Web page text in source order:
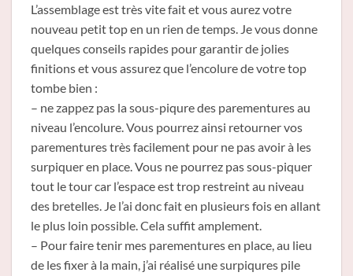
L’assemblage est très vite fait et vous aurez votre
nouveau petit top en un rien de temps. Je vous donne
quelques conseils rapides pour garantir de jolies
finitions et vous assurez que l’encolure de votre top
tombe bien :
– ne zappez pas la sous-piqure des parementures au
niveau l’encolure. Vous pourrez ainsi retourner vos
parementures très facilement pour ne pas avoir à les
surpiquer en place. Vous ne pourrez pas sous-piquer
tout le tour car l’espace est trop restreint au niveau
des bretelles. Je l’ai donc fait en plusieurs fois en allant
le plus loin possible. Cela suffit amplement.
– Pour faire tenir mes parementures en place, au lieu
de les fixer à la main, j’ai réalisé une surpiqures pile